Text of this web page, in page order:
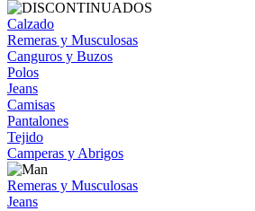
Calzado
Remeras y Musculosas
Canguros y Buzos
Polos
Jeans
Camisas
Pantalones
Tejido
Camperas y Abrigos
Remeras y Musculosas
Jeans